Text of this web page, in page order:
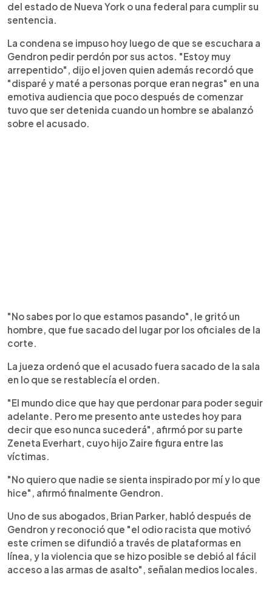
del estado de Nueva York o una federal para cumplir su
sentencia.
La condena se impuso hoy luego de que se escuchara a
Gendron pedir perdón por sus actos. "Estoy muy
arrepentido", dijo el joven quien además recordó que
"disparé y maté a personas porque eran negras" en una
emotiva audiencia que poco después de comenzar
tuvo que ser detenida cuando un hombre se abalanzó
sobre el acusado.
"No sabes por lo que estamos pasando", le gritó un
hombre, que fue sacado del lugar por los oficiales de la
corte.
La jueza ordenó que el acusado fuera sacado de la sala
en lo que se restablecía el orden.
"El mundo dice que hay que perdonar para poder seguir
adelante. Pero me presento ante ustedes hoy para
decir que eso nunca sucederá", afirmó por su parte
Zeneta Everhart, cuyo hijo Zaire figura entre las
víctimas.
"No quiero que nadie se sienta inspirado por mí y lo que
hice", afirmó finalmente Gendron.
Uno de sus abogados, Brian Parker, habló después de
Gendron y reconoció que "el odio racista que motivó
este crimen se difundió a través de plataformas en
línea, y la violencia que se hizo posible se debió al fácil
acceso a las armas de asalto", señalan medios locales.